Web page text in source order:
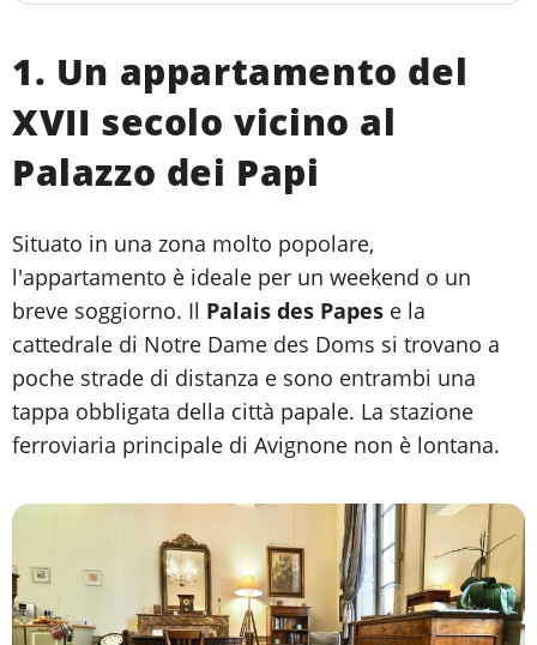
1. Un appartamento del
XVII secolo vicino al
Palazzo dei Papi
Situato in una zona molto popolare,
l'appartamento è ideale per un weekend o un
breve soggiorno. Il Palais des Papes e la
cattedrale di Notre Dame des Doms si trovano a
poche strade di distanza e sono entrambi una
tappa obbligata della città papale. La stazione
ferroviaria principale di Avignone non è lontana.